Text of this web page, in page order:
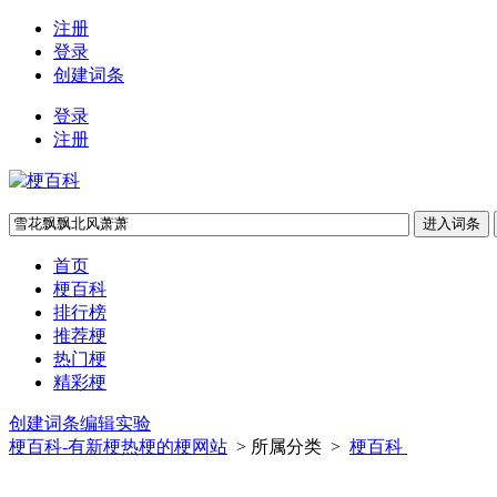
注册
登录
创建词条
登录
注册
首页
梗百科
排行榜
推荐梗
热门梗
精彩梗
创建词条编辑实验
梗百科-有新梗热梗的梗网站 > 所属分类 > 梗百科